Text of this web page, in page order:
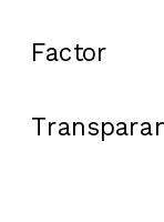
Factor